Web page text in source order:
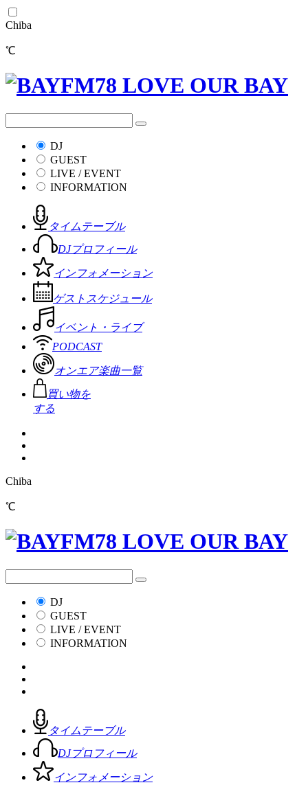
Chiba
℃
DJ
GUEST
LIVE / EVENT
INFORMATION
タイムテーブル
DJプロフィール
インフォメーション
ゲストスケジュール
イベント・ライブ
PODCAST
オンエア楽曲一覧
買い物を
する
Chiba
℃
DJ
GUEST
LIVE / EVENT
INFORMATION
タイムテーブル
DJプロフィール
インフォメーション